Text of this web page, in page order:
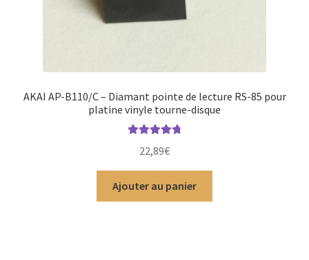
AKAI AP-B110/C – Diamant pointe de lecture RS-85 pour
platine vinyle tourne-disque
sur 5
22,89€
Ajouter au panier